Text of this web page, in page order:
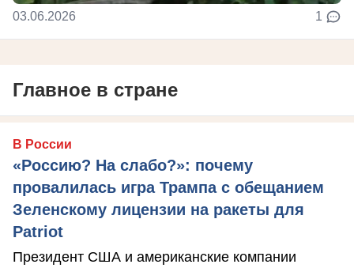
03.06.2026 1
Главное в стране
В России
«Россию? На слабо?»: почему
провалилась игра Трампа с обещанием
Зеленскому лицензии на ракеты для
Patriot
Президент США и американские компании